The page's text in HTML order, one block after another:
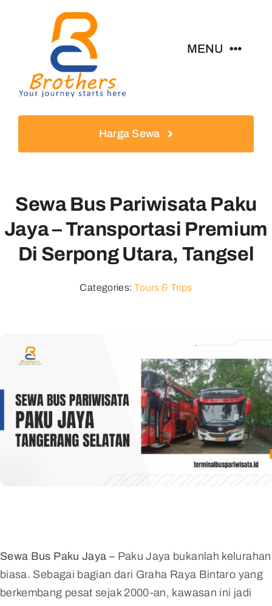
MENU
Home
Harga Sewa
Sewa Bus Pariwisata Paku
Jaya – Transportasi Premium
Di Serpong Utara, Tangsel
Categories: Tours & Trips
Sewa Bus Paku Jaya – Paku Jaya bukanlah kelurahan
biasa. Sebagai bagian dari Graha Raya Bintaro yang
berkembang pesat sejak 2000-an, kawasan ini jadi